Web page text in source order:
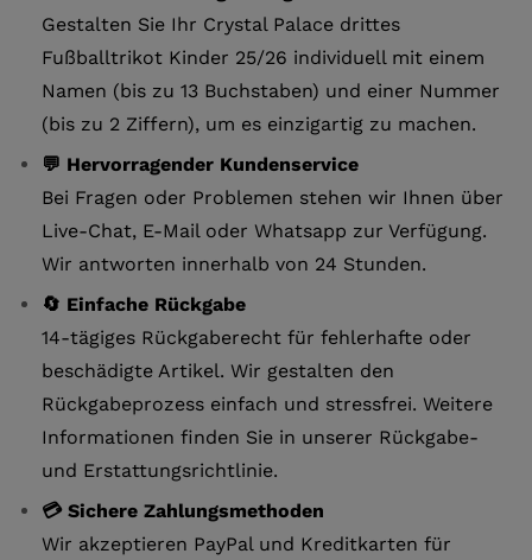
Gestalten Sie Ihr Crystal Palace drittes
Fußballtrikot Kinder 25/26 individuell mit einem
Namen (bis zu 13 Buchstaben) und einer Nummer
(bis zu 2 Ziffern), um es einzigartig zu machen.
💬 Hervorragender Kundenservice
Bei Fragen oder Problemen stehen wir Ihnen über
Live-Chat, E-Mail oder Whatsapp zur Verfügung.
Wir antworten innerhalb von 24 Stunden.
🔄 Einfache Rückgabe
14-tägiges Rückgaberecht für fehlerhafte oder
beschädigte Artikel. Wir gestalten den
Rückgabeprozess einfach und stressfrei. Weitere
Informationen finden Sie in unserer Rückgabe-
und Erstattungsrichtlinie.
💳 Sichere Zahlungsmethoden
Wir akzeptieren PayPal und Kreditkarten für